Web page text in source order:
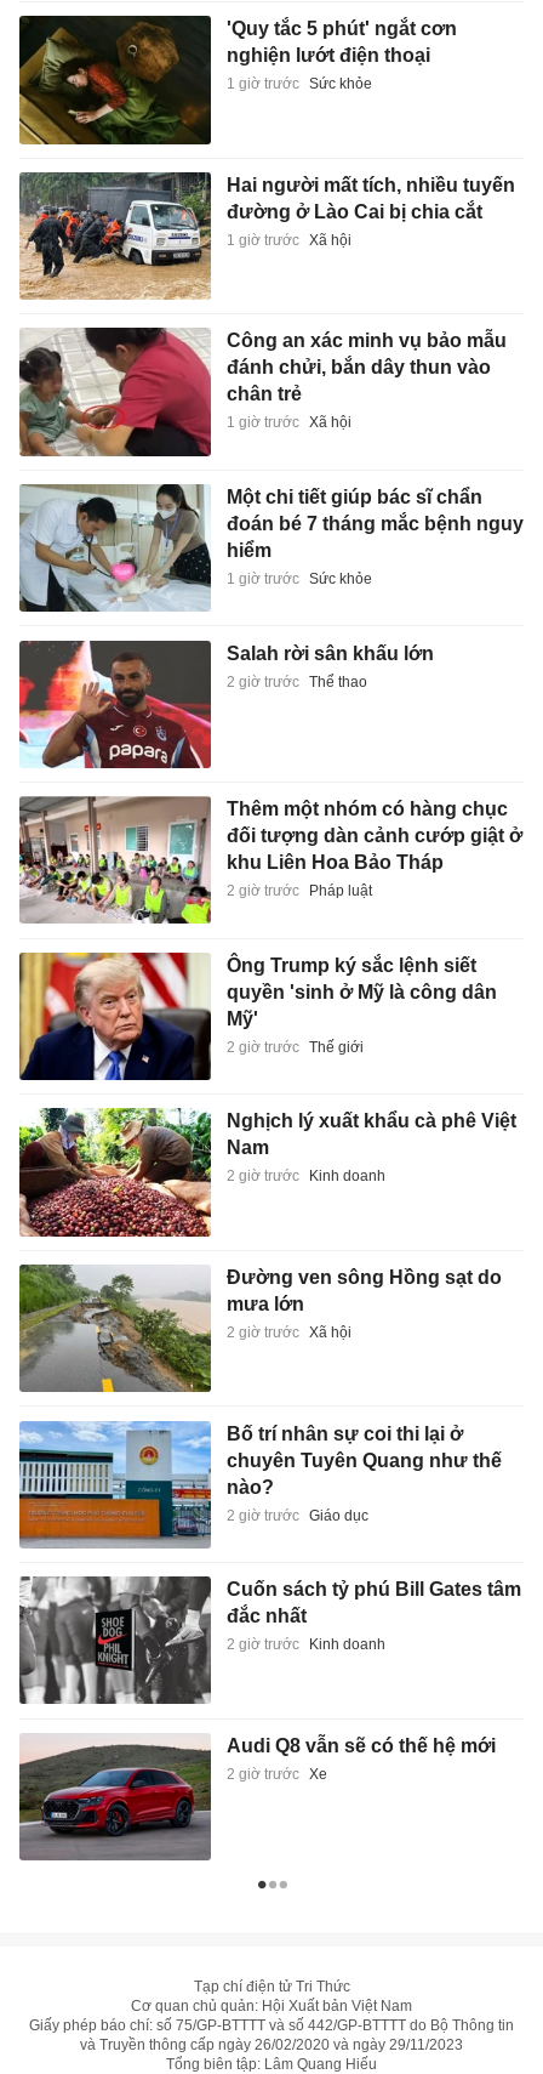
'Quy tắc 5 phút' ngắt cơn
nghiện lướt điện thoại
1 giờ trước Sức khỏe
Hai người mất tích, nhiều tuyến
đường ở Lào Cai bị chia cắt
1 giờ trước Xã hội
Công an xác minh vụ bảo mẫu
đánh chửi, bắn dây thun vào
chân trẻ
1 giờ trước Xã hội
Một chi tiết giúp bác sĩ chẩn
đoán bé 7 tháng mắc bệnh nguy
hiểm
1 giờ trước Sức khỏe
Salah rời sân khấu lớn
2 giờ trước Thể thao
Thêm một nhóm có hàng chục
đối tượng dàn cảnh cướp giật ở
khu Liên Hoa Bảo Tháp
2 giờ trước Pháp luật
Ông Trump ký sắc lệnh siết
quyền 'sinh ở Mỹ là công dân
Mỹ'
2 giờ trước Thế giới
Nghịch lý xuất khẩu cà phê Việt
Nam
2 giờ trước Kinh doanh
Đường ven sông Hồng sạt do
mưa lớn
2 giờ trước Xã hội
Bố trí nhân sự coi thi lại ở
chuyên Tuyên Quang như thế
nào?
2 giờ trước Giáo dục
Cuốn sách tỷ phú Bill Gates tâm
đắc nhất
2 giờ trước Kinh doanh
Audi Q8 vẫn sẽ có thế hệ mới
2 giờ trước Xe
Tạp chí điện tử Tri Thức
Cơ quan chủ quản: Hội Xuất bản Việt Nam
Giấy phép báo chí: số 75/GP-BTTTT và số 442/GP-BTTTT do Bộ Thông tin
và Truyền thông cấp ngày 26/02/2020 và ngày 29/11/2023
Tổng biên tập: Lâm Quang Hiếu